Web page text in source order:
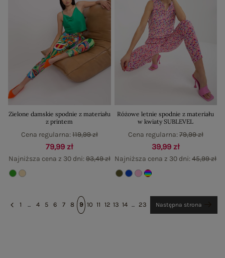
Zielone damskie spodnie z materiału
z printem
79,99 zł
Najniższa cena z 30 dni:93,49 zł
Cena regularna:119,99 zł
Różowe letnie spodnie z materiału
w kwiaty SUBLEVEL
39,99 zł
Najniższa cena z 30 dni:45,99 zł
Cena regularna:79,99 zł
1 ... 4 5 6 7 8 9 10 11 12 13 14 ... 23 Następna strona